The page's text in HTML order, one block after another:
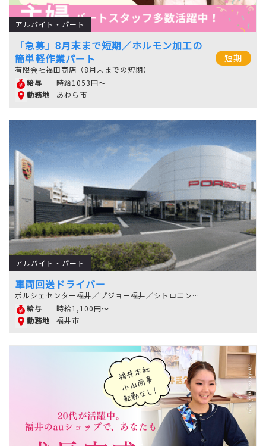
アルバイト・パート
「急募」8月末まで短期／ホルモン加工の
簡単軽作業パート
有限会社福田商店（8月末までの短期）
給与
時給1053円～
勤務地
あわら市
短期
アルバイト・パート
車両回送ドライバー
ポルシェセンター福井／プジョー福井／シトロエン福井
給与
時給1,100円～
勤務地
福井市